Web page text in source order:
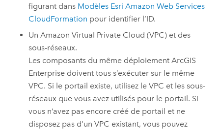
figurant dans Modèles Esri Amazon Web Services
CloudFormation pour identifier l’ID.
UnAmazon Virtual Private Cloud (VPC) et des
sous-réseaux.
Les composants du même déploiementArcGIS
Enterprise doivent tous s’exécuter sur le même
VPC. Si le portail existe, utilisez leVPC et les sous-
réseaux que vous avez utilisés pour le portail. Si
vous n’avez pas encore créé de portail et ne
disposez pas d’unVPC existant, vous pouvez